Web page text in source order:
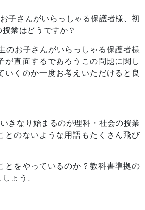
子さんがいらっしゃる保護者様、初
業はどうですか？
のお子さんがいらっしゃる保護者様
が直面するであろうこの問題に関し
いくのか一度お考えいただけると良
きなり始まるのが理科・社会の授業
とのないような用語もたくさん飛び
とをやっているのか？教科書準拠の
ょう。